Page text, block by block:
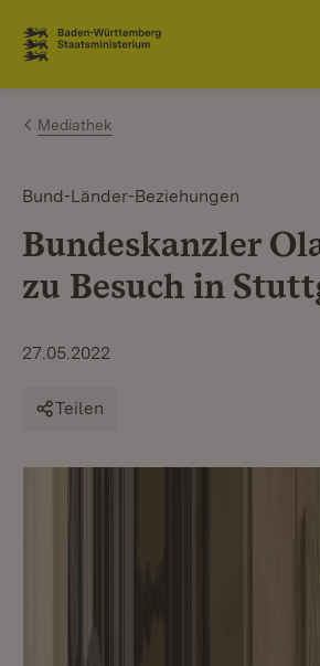
Zum Inhalt springen
Link zur Startseite
Mediathek
Bund-Länder-Beziehungen
Bundeskanzler
zu Besuch in
27.05.2022
Teilen